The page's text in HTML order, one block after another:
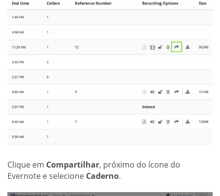
Clique em Compartilhar, próximo do ícone do
Evernote e selecione Caderno.